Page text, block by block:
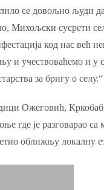
се довољно људи
Михољски сусрети
код нас већ
и учествоваћемо и у
за бригу о селу.“
Ожеговић,
где је разговарао
оближњу локалну